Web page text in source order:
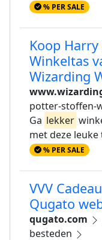
% PER SALE
Koop
Winkeltas
Wizarding
potter-stoffen-
Ga lekker
met deze
% PER SALE
VVV
Qugato
qugato.com
besteden